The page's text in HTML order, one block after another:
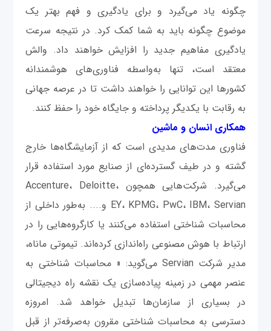
چگونه یاد می‌گیرد و برای یادگیری و فهم بهتر یک
موضوع چگونه باید به شما کمک کرد. در نتیجه سرعت
یادگیری مفاهیم جدید را افزایش خواهند داد. والش
معتقد است، تنها به‌واسطه فناوری‌های هوشمندانه
کشورها این توانایی را خواهند داشت تا در عرصه جهانی
به رقابت با یکدیگر پرداخته و جایگاه خود را حفظ کنند.
همکاری انسان و ماشین
فناوری مدت‌های مدیدی است که از آزمایشگاه‌ها خارج
گشته و در طیف گسترده‌ای از صنایع مورد استفاده قرار
می‌گیرد. شرکت‌هایی همچون Accenture، Deloitte،
EY، KPMG، PwC، IBM، Servian و.... به‌طور داخلی از
محاسبات شناختی استفاده می‌کنند یا کارگروه‌هایی را در
ارتباط با هوش مصنوعی راه‌اندازی کرده‌اند. تیموتی ماناه،
مدیر شرکت Servian می‌گوید: « محاسبات شناختی به
عنصر مهمی در زمینه پیاده‌سازی یک نقشه راه دیجیتالی
در بسیاری از سازمان‌ها تبدیل خواهد شد. امروزه
دسترسی به محاسبات شناختی مقرون به‌صرفه‌تر از قبل